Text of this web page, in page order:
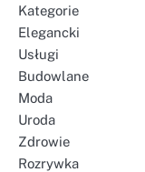
Kategorie
Elegancki
Usługi
Budowlane
Moda
Uroda
Zdrowie
Rozrywka